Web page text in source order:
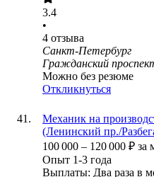
3.4
•
4 отзыва
Санкт-Петербург
Гражданский
Можно без резюме
Откликнуться
Механик на
(Ленинский пр./
100 000 – 120 000 ₽ за
Опыт 1-3 года
Выплаты: Два раза в